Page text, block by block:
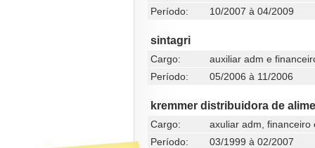
Período:
10/2007 à 04/2009
sintagri
Cargo:
auxiliar adm e
Período:
05/2006 à 11/2006
kremmer distribuidora de
Cargo:
axuliar adm, financeiro
Período:
03/1999 à 02/2007